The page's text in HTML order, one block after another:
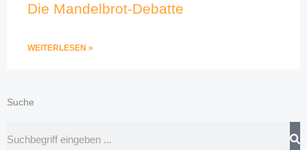
Die Mandelbrot-Debatte
WEITERLESEN »
Suche